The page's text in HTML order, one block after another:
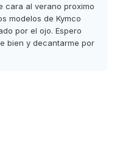
cara al verano proximo
modelos de Kymco
por el ojo. Espero
bien y decantarme por